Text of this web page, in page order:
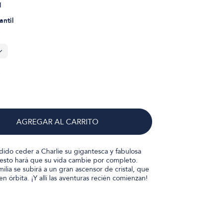
AGREGAR AL CARRITO
ceder a Charlie su gigantesca y fabulosa
hará que su vida cambie por completo.
se subirá a un gran ascensor de cristal, que
órbita. ¡Y allí las aventuras recién comienzan!